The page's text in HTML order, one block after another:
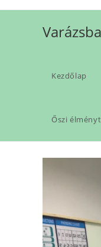
Kezdőlap
Őszi